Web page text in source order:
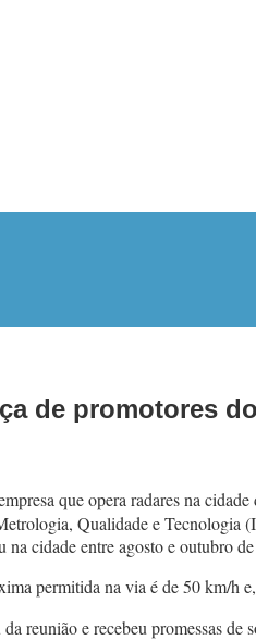
de promotores
que opera radares na
Qualidade e Tecnologia
cidade entre agosto e outubro
permitida na via é de 50 km/h
reunião e recebeu promessas de